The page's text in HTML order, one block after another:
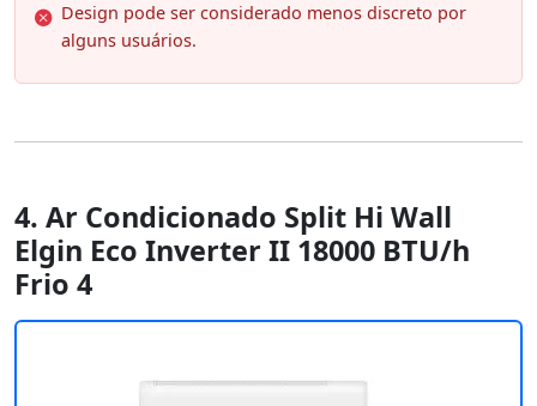
Design pode ser considerado menos discreto por
alguns usuários.
4. Ar Condicionado Split Hi Wall
Elgin Eco Inverter II 18000 BTU/h
Frio 4